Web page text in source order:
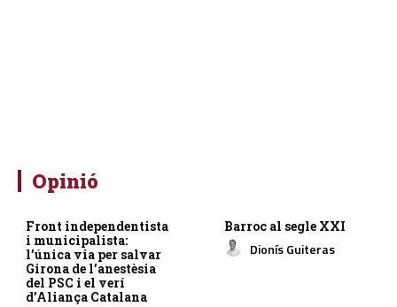
Opinió
Front independentista
i municipalista:
l’única via per salvar
Girona de l’anestèsia
del PSC i el verí
d’Aliança Catalana
Barroc al segle XXI
Dionís Guiteras